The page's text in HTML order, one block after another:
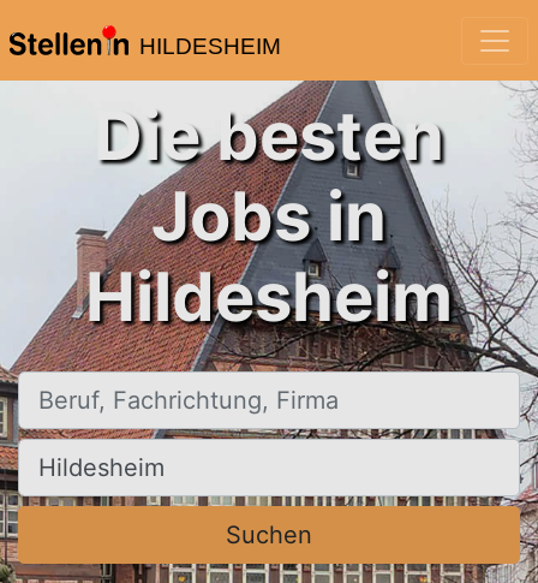
HILDESHEIM
Die besten
Jobs in
Hildesheim
Beruf, Fachrichtung, Firma
Ort, Stadt
Suchen